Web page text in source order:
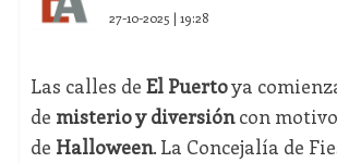
27-10-2025 | 19:28
Las calles de El Puertoya
de misterio y diversióncon
de Halloween. La Concejalía de